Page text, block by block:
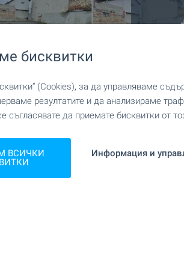
бисквитки
(Cookies), за да управляваме
резултатите и да анализираме
съгласявате да приемате бисквитки от
ВСИЧКИ
Информация и